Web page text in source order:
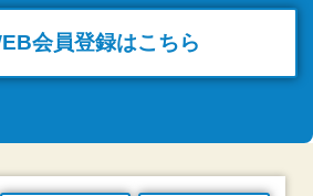
会員登録はこちら